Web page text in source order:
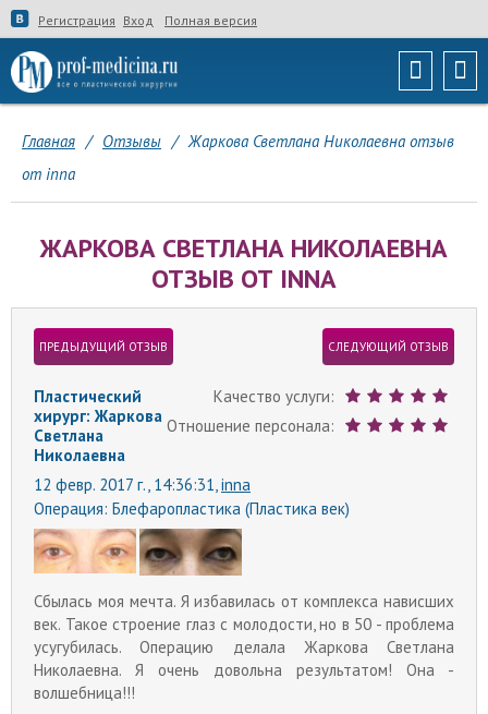
Регистрация Вход Полная версия
Главная / Отзывы / Жаркова Светлана Николаевна отзыв
от inna
ЖАРКОВА СВЕТЛАНА НИКОЛАЕВНА
ОТЗЫВ ОТ INNA
ПРЕДЫДУЩИЙ ОТЗЫВ СЛЕДУЮЩИЙ ОТЗЫВ
Качество услуги:
Отношение персонала:
Пластический
хирург: Жаркова
Светлана
Николаевна
12 февр. 2017 г., 14:36:31, inna
Операция: Блефаропластика (Пластика век)
Сбылась моя мечта. Я избавилась от комплекса нависших
век. Такое строение глаз с молодости, но в 50 - проблема
усугубилась. Операцию делала Жаркова Светлана
Николаевна. Я очень довольна результатом! Она -
волшебница!!!